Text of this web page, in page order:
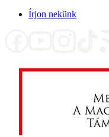
Írjon nekünk